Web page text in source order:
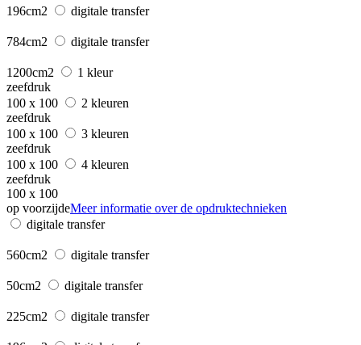
196cm2 digitale transfer
784cm2 digitale transfer
1200cm2
1 kleur
zeefdruk
100 x 100
2 kleuren
zeefdruk
100 x 100
3 kleuren
zeefdruk
100 x 100
4 kleuren
zeefdruk
100 x 100
op voorzijdeMeer informatie over de opdruktechnieken
digitale transfer
560cm2 digitale transfer
50cm2 digitale transfer
225cm2 digitale transfer